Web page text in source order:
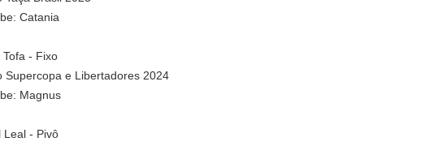
Catania
- Fixo
Supercopa e Libertadores 2024
Magnus
Leal - Pivô